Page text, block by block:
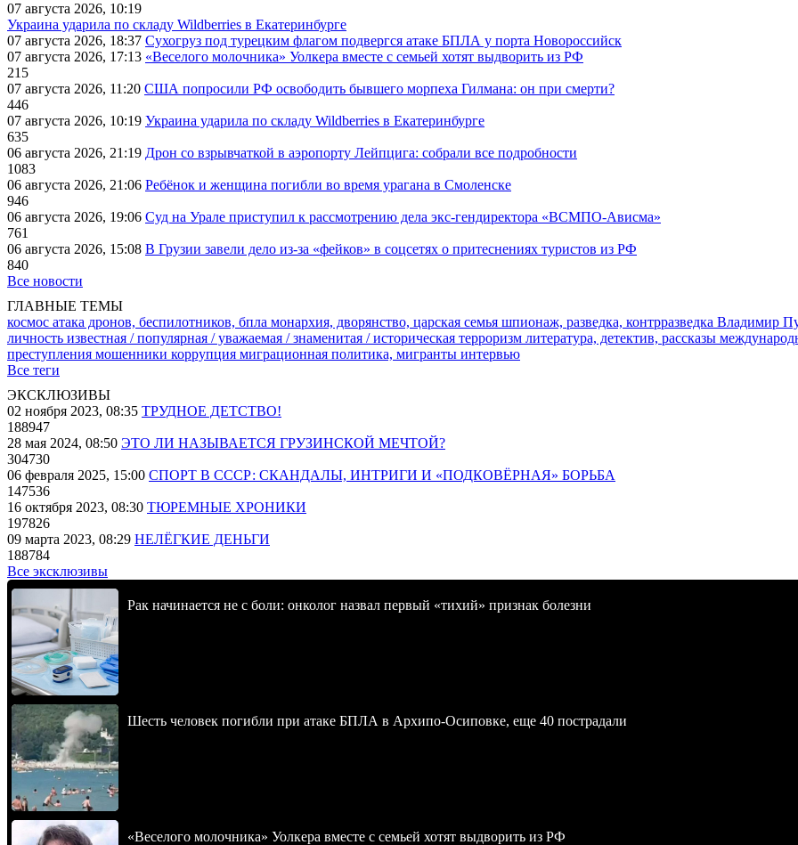
07 августа 2026, 10:19
Украина ударила по складу Wildberries в Екатеринбурге
07 августа 2026, 18:37 Сухогруз под турецким флагом подвергся атаке БПЛА у порта Новороссийск
07 августа 2026, 17:13 «Веселого молочника» Уолкера вместе с семьей хотят выдворить из РФ
215
07 августа 2026, 11:20 США попросили РФ освободить бывшего морпеха Гилмана: он при смерти?
446
07 августа 2026, 10:19 Украина ударила по складу Wildberries в Екатеринбурге
635
06 августа 2026, 21:19 Дрон со взрывчаткой в аэропорту Лейпцига: собрали все подробности
1083
06 августа 2026, 21:06 Ребёнок и женщина погибли во время урагана в Смоленске
946
06 августа 2026, 19:06 Суд на Урале приступил к рассмотрению дела экс-гендиректора «ВСМПО-Ависма»
761
06 августа 2026, 15:08 В Грузии завели дело из-за «фейков» в соцсетях о притеснениях туристов из РФ
840
Все новости
ГЛАВНЫЕ ТЕМЫ
космос атака дронов, беспилотников, бпла монархия, дворянство, царская семья шпионаж, разведка, контрразведка Владимир
личность известная / популярная / уважаемая / знаменитая / историческая терроризм литература, детектив, рассказы
преступления мошенники коррупция миграционная политика, мигранты интервью
Все теги
ЭКСКЛЮЗИВЫ
02 ноября 2023, 08:35 ТРУДНОЕ ДЕТСТВО!
188947
28 мая 2024, 08:50 ЭТО ЛИ НАЗЫВАЕТСЯ ГРУЗИНСКОЙ МЕЧТОЙ?
304730
06 февраля 2025, 15:00 СПОРТ В СССР: СКАНДАЛЫ, ИНТРИГИ И «ПОДКОВЁРНАЯ» БОРЬБА
147536
16 октября 2023, 08:30 ТЮРЕМНЫЕ ХРОНИКИ
197826
09 марта 2023, 08:29 НЕЛЁГКИЕ ДЕНЬГИ
188784
Все эксклюзивы
Рак начинается не с боли: онколог назвал первый «тихий» признак болезни
Шесть человек погибли при атаке БПЛА в Архипо-Осиповке, еще 40 пострадали
«Веселого молочника» Уолкера вместе с семьей хотят выдворить из РФ